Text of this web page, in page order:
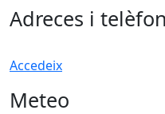
Adreces i
Accedeix
Meteo